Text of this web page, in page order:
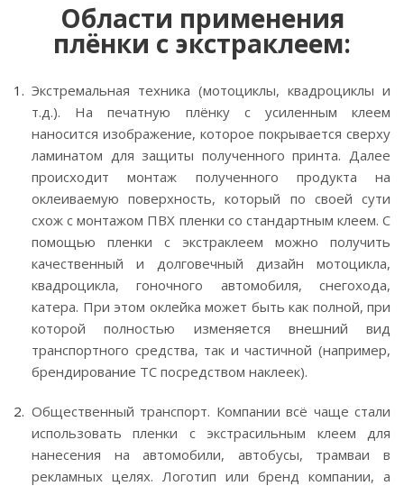
Области применения
плёнки с экстраклеем:
Экстремальная техника (мотоциклы, квадроциклы и
т.д.). На печатную плёнку с усиленным клеем
наносится изображение, которое покрывается сверху
ламинатом для защиты полученного принта. Далее
происходит монтаж полученного продукта на
оклеиваемую поверхность, который по своей сути
схож с монтажом ПВХ пленки со стандартным клеем. С
помощью пленки с экстраклеем можно получить
качественный и долговечный дизайн мотоцикла,
квадроцикла, гоночного автомобиля, снегохода,
катера. При этом оклейка может быть как полной, при
которой полностью изменяется внешний вид
транспортного средства, так и частичной (например,
брендирование ТС посредством наклеек).
Общественный транспорт. Компании всё чаще стали
использовать пленки с экстрасильным клеем для
нанесения на автомобили, автобусы, трамваи в
рекламных целях. Логотип или бренд компании, а